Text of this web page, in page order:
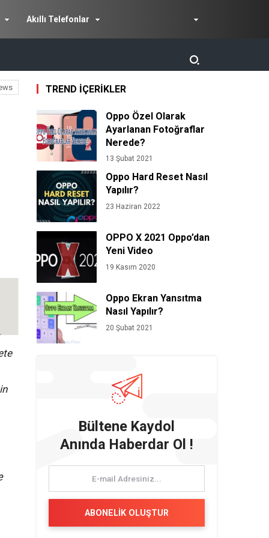
Akıllı Telefonlar
TREND İÇERİKLER
Oppo Özel Olarak
Ayarlanan Fotoğraflar
Nerede?
13 Şubat 2021
Oppo Hard Reset Nasıl
Yapılır?
23 Haziran 2022
OPPO X 2021 Oppo’dan
Yeni Video
19 Kasım 2020
Oppo Ekran Yansıtma
Nasıl Yapılır?
20 Şubat 2021
Bültene Kaydol
Anında Haberdar Ol !
ABONELİK OLUŞTUR